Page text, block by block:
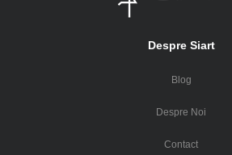
Despre Siart
Blog
Despre Noi
Contact